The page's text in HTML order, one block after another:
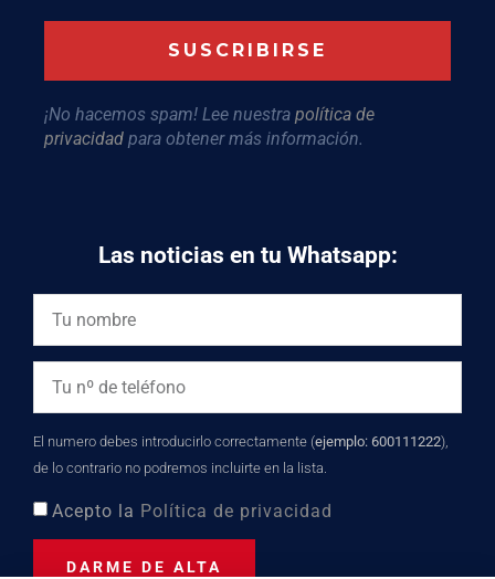
¡No hacemos spam! Lee nuestra política de
privacidad para obtener más información.
Las noticias en tu Whatsapp:
El numero debes introducirlo correctamente (ejemplo: 600111222),
de lo contrario no podremos incluirte en la lista.
Acepto la Política de privacidad
DARME DE ALTA